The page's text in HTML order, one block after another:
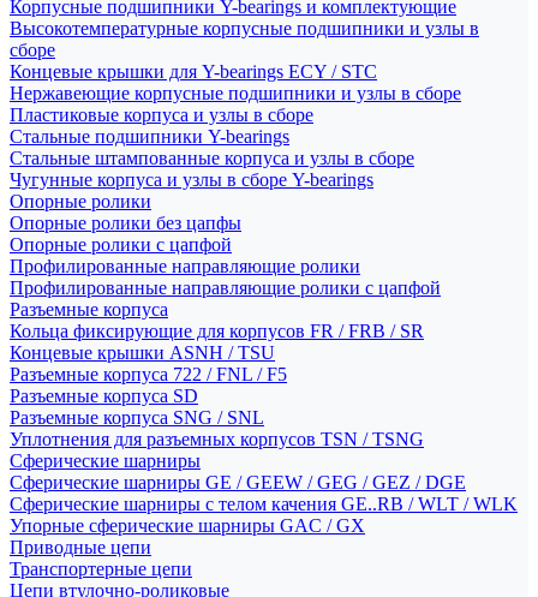
Корпусные подшипники Y-bearings и комплектующие
Высокотемпературные корпусные подшипники и узлы в
сборе
Концевые крышки для Y-bearings ECY / STC
Нержавеющие корпусные подшипники и узлы в сборе
Пластиковые корпуса и узлы в сборе
Стальные подшипники Y-bearings
Стальные штампованные корпуса и узлы в сборе
Чугунные корпуса и узлы в сборе Y-bearings
Опорные ролики
Опорные ролики без цапфы
Опорные ролики с цапфой
Профилированные направляющие ролики
Профилированные направляющие ролики с цапфой
Разъемные корпуса
Кольца фиксирующие для корпусов FR / FRB / SR
Концевые крышки ASNH / TSU
Разъемные корпуса 722 / FNL / F5
Разъемные корпуса SD
Разъемные корпуса SNG / SNL
Уплотнения для разъемных корпусов TSN / TSNG
Сферические шарниры
Сферические шарниры GE / GEEW / GEG / GEZ / DGE
Сферические шарниры с телом качения GE..RB / WLT / WLK
Упорные сферические шарниры GAC / GX
Приводные цепи
Транспортерные цепи
Цепи втулочно-роликовые